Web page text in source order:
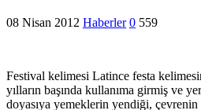
08 Nisan 2012 Haberler 0 559
Festival kelimesi Latince festa
yılların başında kullanıma girmiş ve
doyasıya yemeklerin yendiği,